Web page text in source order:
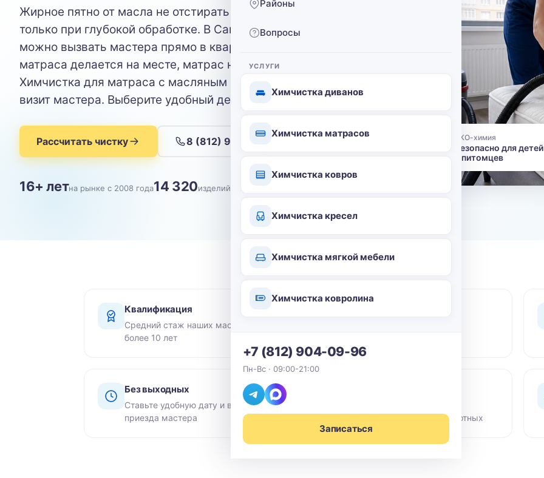
Районы
Вопросы
УСЛУГИ
Химчистка диванов
Химчистка матрасов
Химчистка ковров
Химчистка кресел
Химчистка мягкой мебели
Химчистка ковролина
+7 (812) 904-09-96
Пн-Вс · 09:00-21:00
Записаться
Жирное пятно от масла не отстирать дома - оно уходит
только при глубокой обработке. В Санкт-Петербурге
можно вызвать мастера прямо в квартиру: химчистка
матраса делается на месте, матрас никуда не везут.
Химчистка для матраса с масляным пятном - это один
визит мастера. Выберите удобный день.
Рассчитать чистку 8 (812) 904-09-96
16+ летна рынке с 2008 года14 320изделий почищено
ЭКО-химия
Безопасно для детей
и питомцев
Квалификация
Средний стаж наших мастеров -
более 10 лет
Без выходных
Ставьте удобную дату и время
приезда мастера
безопасно для детей и животных